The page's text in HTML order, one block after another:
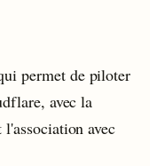
permet de piloter
avec la
l'association avec